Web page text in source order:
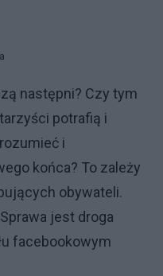
następni? Czy tym
potrafią i
i
końca? To zależy
obywateli.
jest droga
facebookowym